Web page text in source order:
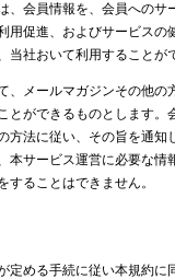
、会員情報を、会員へのサ
用促進、およびサービスの
当社おいて利用することが
、メールマガジンその他の
とができるものとします。
方法に従い、その旨を通知
本サービス運営に必要な情
することはできません。
定める手続に従い本規約